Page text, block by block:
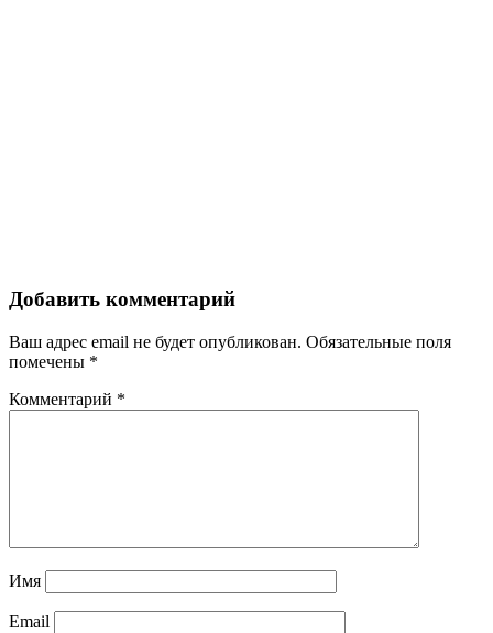
Добавить комментарий
Ваш адрес email не будет опубликован. Обязательные поля
помечены *
Комментарий *
Имя
Email